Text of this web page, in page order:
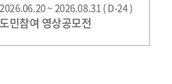
2026.06.20 ~ 2026.08.31 ( D-24 )
도민참여 영상공모전